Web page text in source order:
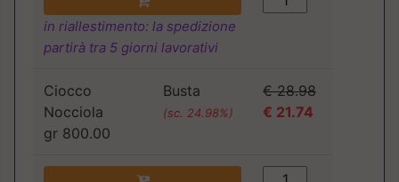
in riallestimento: la spedizione
partirà tra 5 giorni lavorativi
Ciocco
Nocciola
gr 800.00
Busta
(sc. 24.98%)
€ 28.98
€ 21.74